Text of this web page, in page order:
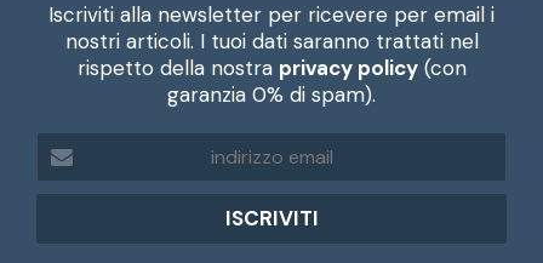
Iscriviti alla newsletter per ricevere per email i
nostri articoli. I tuoi dati saranno trattati nel
rispetto della nostra privacy policy(con
garanzia 0% di spam).
d
r